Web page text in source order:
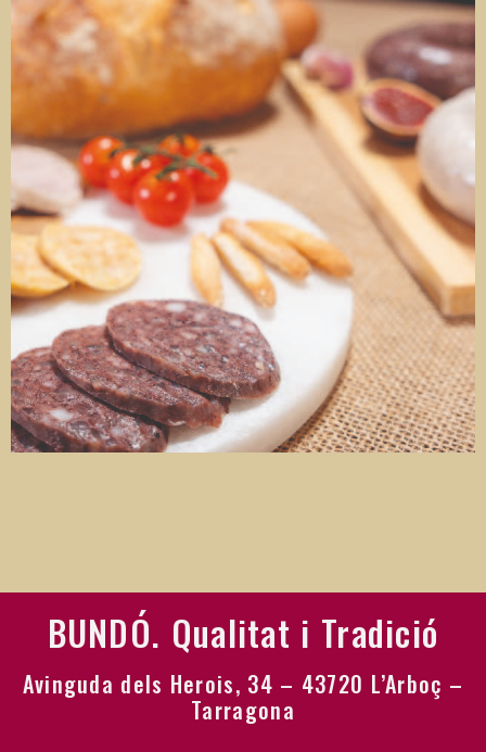
BUNDÓ. Qualitat i Tradició
Avinguda dels Herois, 34 – 43720 L’Arboç –
Tarragona